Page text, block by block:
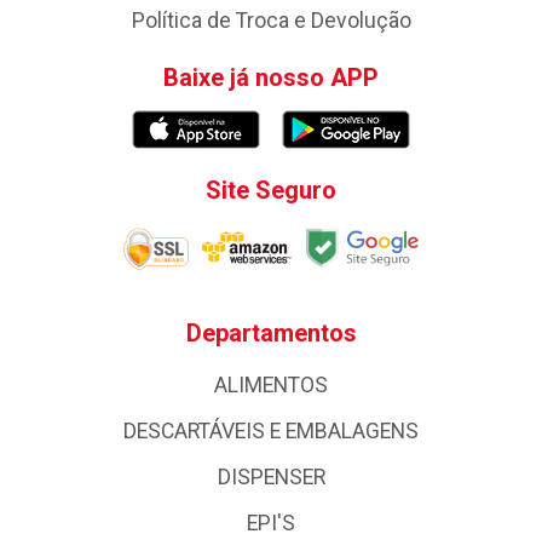
Política de Troca e Devolução
Baixe já nosso APP
Site Seguro
Departamentos
ALIMENTOS
DESCARTÁVEIS E EMBALAGENS
DISPENSER
EPI'S